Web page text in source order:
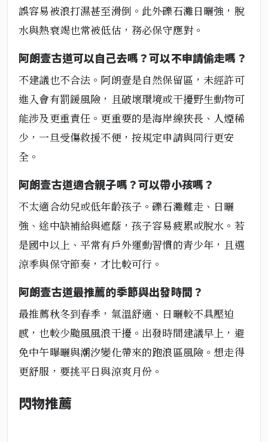
誤容易被浪打濕甚至滑倒。此外礫石灘日曬強，脫
水與熱衰竭也常被低估，務必保守應對。
阿朗壹古道可以自己去嗎？可以不申請偷走嗎？
不建議也不合法。阿朗壹是自然保留區，未經許可
進入會有罰鍰風險，且破壞環境或干擾野生動物可
能涉及更重責任。更重要的是海岸線狹長、人煙稀
少，一旦受傷救援不便，按規定申請與同行更安
全。
阿朗壹古道適合親子嗎？可以帶小孩嗎？
不太適合幼兒或低年齡孩子。礫石灘難走、日曬
強、途中缺補給與遮蔭，孩子容易疲累或脫水。若
是國中以上、平常有戶外運動習慣的青少年，且選
涼季與保守節奏，才比較可行。
阿朗壹古道最推薦的季節與出發時間？
最推薦秋冬到春季，氣溫舒適、日曬較不具壓迫
感，也較少颱風風浪干擾。出發時間建議早上，避
免中午曝曬與潮汐變化帶來的跑浪區風險。想走得
更舒服，要挑平日與涼爽月份。
閃物推薦